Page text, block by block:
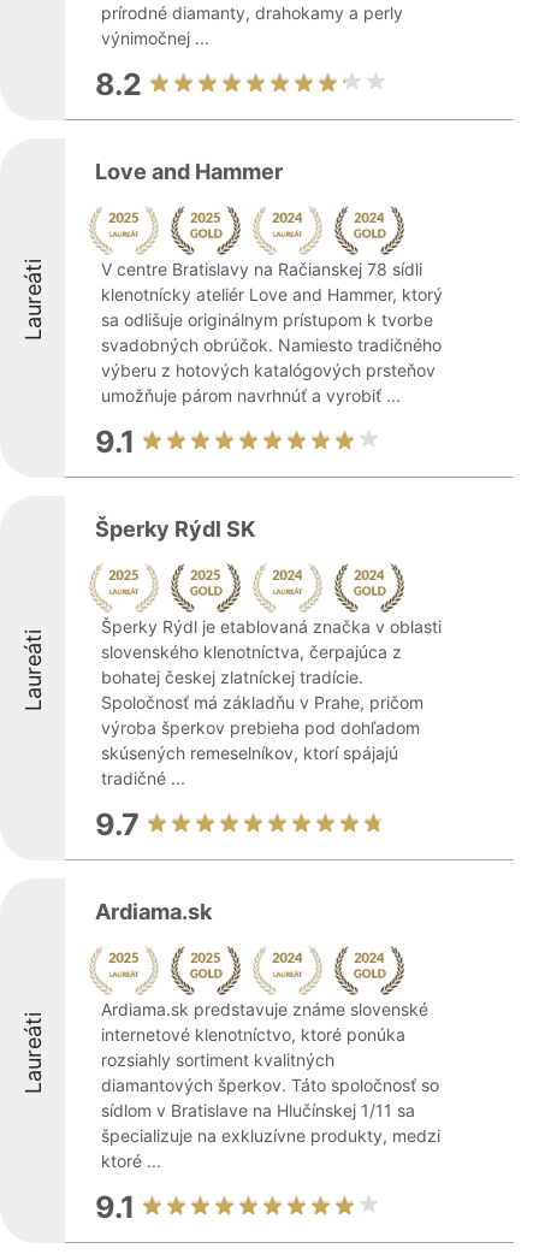
prírodné diamanty, drahokamy a perly
výnimočnej ...
8.2
Laureáti
Love and Hammer
V centre Bratislavy na Račianskej 78 sídli
klenotnícky ateliér Love and Hammer, ktorý
sa odlišuje originálnym prístupom k tvorbe
svadobných obrúčok. Namiesto tradičného
výberu z hotových katalógových prsteňov
umožňuje párom navrhnúť a vyrobiť ...
9.1
Laureáti
Šperky Rýdl SK
Šperky Rýdl je etablovaná značka v oblasti
slovenského klenotníctva, čerpajúca z
bohatej českej zlatníckej tradície.
Spoločnosť má základňu v Prahe, pričom
výroba šperkov prebieha pod dohľadom
skúsených remeselníkov, ktorí spájajú
tradičné ...
9.7
Laureáti
Ardiama.sk
Ardiama.sk predstavuje známe slovenské
internetové klenotníctvo, ktoré ponúka
rozsiahly sortiment kvalitných
diamantových šperkov. Táto spoločnosť so
sídlom v Bratislave na Hlučínskej 1/11 sa
špecializuje na exkluzívne produkty, medzi
ktoré ...
9.1